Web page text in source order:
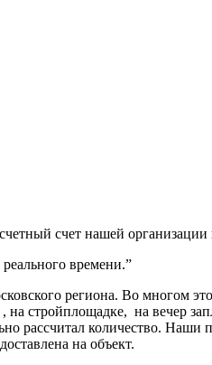
счет нашей
времени.”
региона. Во многом
стройплощадке, на вечер
рассчитал
на объект.